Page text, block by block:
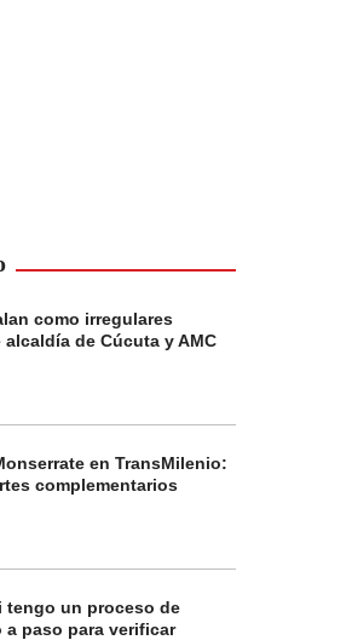
como irregulares
de Cúcuta y AMC
en TransMilenio:
complementarios
tengo un proceso de
a paso para verificar